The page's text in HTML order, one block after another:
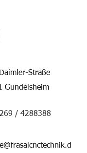
Straße
Gundelsheim
/ 4288388